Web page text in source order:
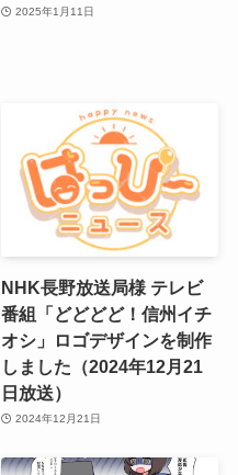
2025年1月11日
NHK長野放送局様 テレビ
番組「どどどど！信州イチ
オシ」ロゴデザインを制作
しました（2024年12月21
日放送）
2024年12月21日